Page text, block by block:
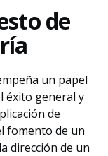
de
un papel
éxito general y
de
fomento de un
dirección de un